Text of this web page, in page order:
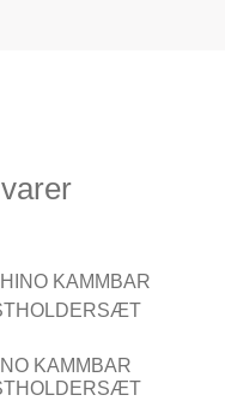
KAMMBAR